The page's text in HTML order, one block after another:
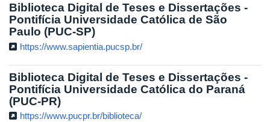
Biblioteca Digital de Teses e Dissertações -
Pontifícia Universidade Católica de São
Paulo (PUC-SP)
https://www.sapientia.pucsp.br/
Biblioteca Digital de Teses e Dissertações -
Pontifícia Universidade Católica do Paraná
(PUC-PR)
https://www.pucpr.br/biblioteca/